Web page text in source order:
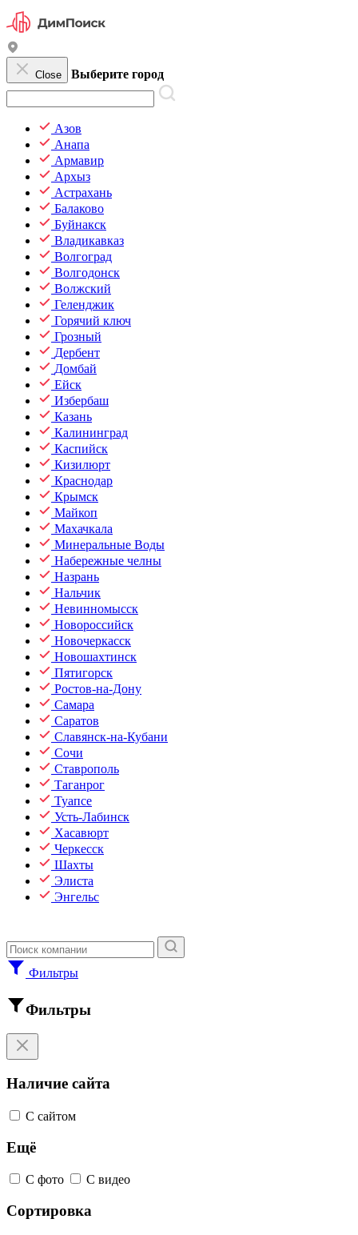
Close Выберите город
Азов
Анапа
Армавир
Архыз
Астрахань
Балаково
Буйнакск
Владикавказ
Волгоград
Волгодонск
Волжский
Геленджик
Горячий ключ
Грозный
Дербент
Домбай
Ейск
Избербаш
Казань
Калининград
Каспийск
Кизилюрт
Краснодар
Крымск
Майкоп
Махачкала
Минеральные Воды
Набережные челны
Назрань
Нальчик
Невинномысск
Новороссийск
Новочеркасск
Новошахтинск
Пятигорск
Ростов-на-Дону
Самара
Саратов
Славянск-на-Кубани
Сочи
Ставрополь
Таганрог
Туапсе
Усть-Лабинск
Хасавюрт
Черкесск
Шахты
Элиста
Энгельс
Фильтры
Фильтры
Наличие сайта
С сайтом
Ещё
С фото С видео
Сортировка